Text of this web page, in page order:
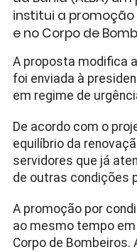
institui a promoção
e no Corpo de
A proposta modifica a
foi enviada à
em regime de
De acordo com o
equilíbrio da
servidores que já
de outras condições
A promoção por
ao mesmo tempo
Corpo de